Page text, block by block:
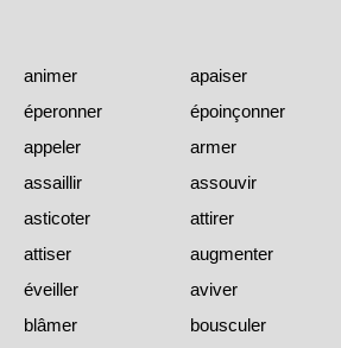
animer
apaiser
éperonner
époinçonner
appeler
armer
assaillir
assouvir
asticoter
attirer
attiser
augmenter
éveiller
aviver
blâmer
bousculer